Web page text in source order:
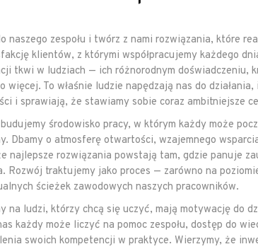
naszego zespołu i twórz z nami rozwiązania, które
klientów, z którymi współpracujemy każdego
tkwi w ludziach — ich różnorodnym doświadczeniu,
więcej. To właśnie ludzie napędzają nas do
i sprawiają, że stawiamy sobie coraz ambitniejsze
środowisko pracy, w którym każdy może
Dbamy o atmosferę otwartości, wzajemnego
najlepsze rozwiązania powstają tam, gdzie panuje
Rozwój traktujemy jako proces — zarówno na
ścieżek zawodowych naszych pracowników.
na ludzi, którzy chcą się uczyć, mają motywację do
każdy może liczyć na pomoc zespołu, dostęp do
swoich kompetencji w praktyce. Wierzymy, że